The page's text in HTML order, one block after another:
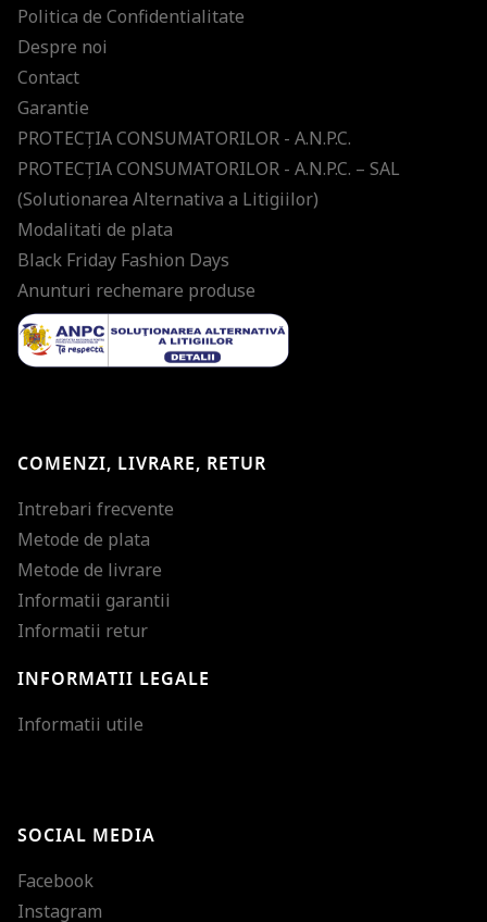
Politica de Confidentialitate
Despre noi
Contact
Garantie
PROTECŢIA CONSUMATORILOR - A.N.P.C.
PROTECŢIA CONSUMATORILOR - A.N.P.C. – SAL
(Solutionarea Alternativa a Litigiilor)
Modalitati de plata
Black Friday Fashion Days
Anunturi rechemare produse
COMENZI, LIVRARE, RETUR
Intrebari frecvente
Metode de plata
Metode de livrare
Informatii garantii
Informatii retur
INFORMATII LEGALE
Informatii utile
SOCIAL MEDIA
Facebook
Instagram